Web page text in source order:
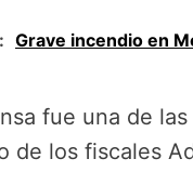
Grave incendio en
fue una de
de los fiscales